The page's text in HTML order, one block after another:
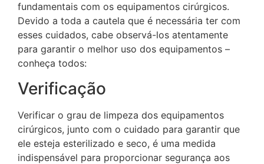
fundamentais com os equipamentos cirúrgicos.
Devido a toda a cautela que é necessária ter com
esses cuidados, cabe observá-los atentamente
para garantir o melhor uso dos equipamentos –
conheça todos:
Verificação
Verificar o grau de limpeza dos equipamentos
cirúrgicos, junto com o cuidado para garantir que
ele esteja esterilizado e seco, é uma medida
indispensável para proporcionar segurança aos